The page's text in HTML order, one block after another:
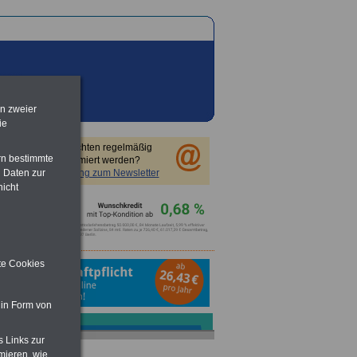
Sie möchten regelmäßig
informiert werden?
Anmeldung zum Newsletter
zweier
bestimmte
Daten zur
Cookies
Form von
Links zur